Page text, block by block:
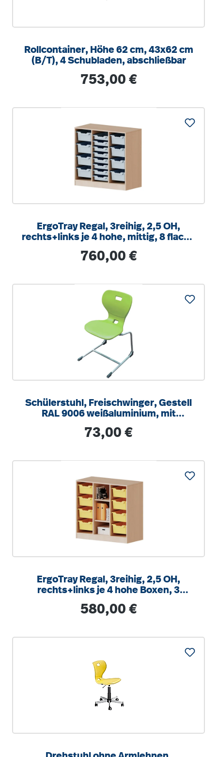
Rollcontainer, Höhe 62 cm, 43x62 cm
(B/T), 4 Schubladen, abschließbar
Regulärer Preis:
753,00 €
ErgoTray Regal, 3reihig, 2,5 OH,
rechts+links je 4 hohe, mittig, 8 flache
Regulärer Preis:
760,00 €
Schülerstuhl, Freischwinger, Gestell
RAL 9006 weißaluminium, mit
Regulärer Preis:
73,00 €
ErgoTray Regal, 3reihig, 2,5 OH,
rechts+links je 4 hohe Boxen, 3
B/H/T104,5x100x40cm
Regulärer Preis:
580,00 €